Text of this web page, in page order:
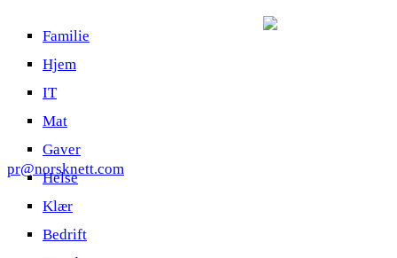
Familie
Hjem
IT
Mat
Gaver
Helse
Klær
Bedrift
pr@norsknett.com